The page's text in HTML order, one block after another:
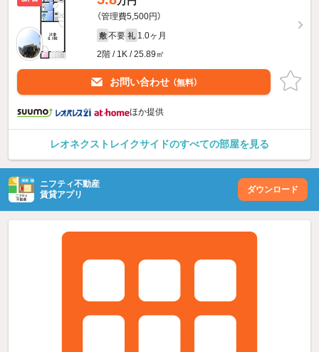
（管理費5,500円）
敷 不要 礼 1.0ヶ月
2階 / 1K / 25.89㎡
お問い合わせ （無料）
ほか提供
レオネクストレイクサイドのすべての部屋を見る
ニフティ不動産
賃貸アプリ
ダウンロード